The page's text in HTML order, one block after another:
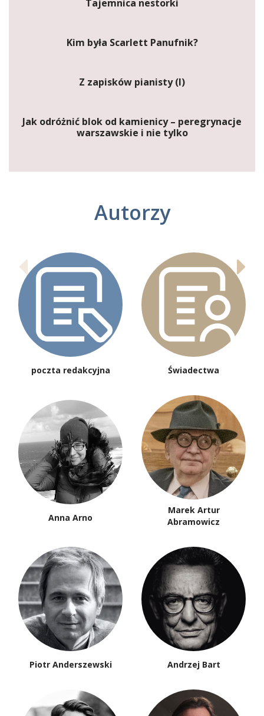
Tajemnica nestorki
Kim była Scarlett Panufnik?
Z zapisków pianisty (I)
Jak odróżnić blok od kamienicy – peregrynacje
warszawskie i nie tylko
Autorzy
poczta redakcyjna Świadectwa
Anna Arno
Marek Artur
Abramowicz
Piotr Anderszewski Andrzej Bart